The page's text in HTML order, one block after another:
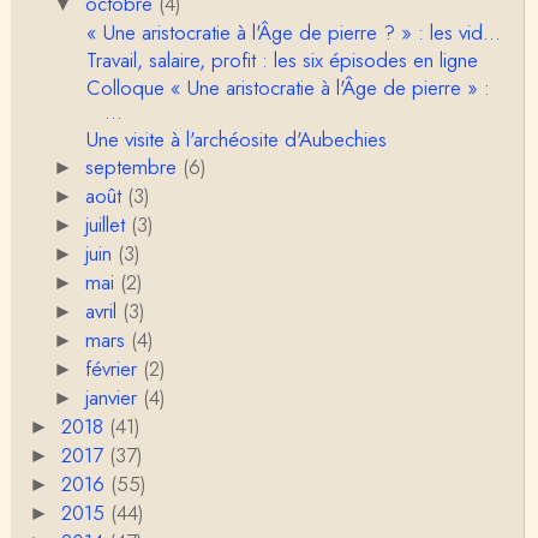
RV
Le concept de genre est un sacré foutoir – même
si l’on met de coté les acceptions récentes du mot
c…
Anonymous
Porteuses d'eau. Là les philosophes peuvent nous
servir à quelque chose (Bachelard, Gilbert Dura…
Christophe Darmangeat
C'est peut-être là où il faudrait s'entendre sur ce q
u'on appelle le genre, parce que j&…
Anonymous
Je pense que VB a raison, mais j'ajouterais que la
disparition du genre dont parle Christophe Da…
Sylvain Lejeune
Bonjour, j'ai trouvé cette intervention au Collège de
France très stimulante, ce qui m'a fai…
« Une aristocratie à l'Âge de pierre ? » : les vid...
Travail, salaire, profit : les six épisodes en ligne
Colloque « Une aristocratie à l'Âge de pierre » :
...
Une visite à l'archéosite d'Aubechies
►septembre (6)
►août (3)
►juillet (3)
►juin (3)
►mai (2)
►avril (3)
►mars (4)
► février (2)
►janvier (4)
► 2018 (41)
► 2017 (37)
► 2016 (55)
► 2015 (44)